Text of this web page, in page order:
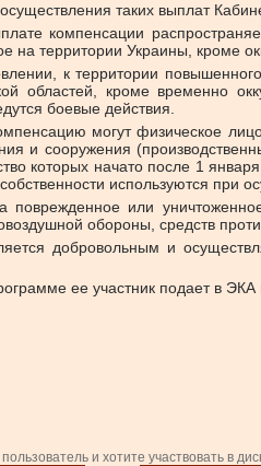
таких выплат
компенсации
на территории Украины, кроме
к территории
областей, кроме временно
боевые действия.
могут физическое
и сооружения
которых начато после 1
используются при
поврежденное или
обороны, средств
добровольным и
ее участник подает в
и хотите участвовать в